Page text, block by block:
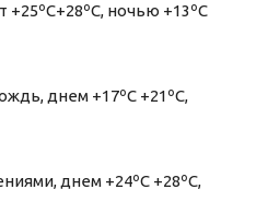
+25ºС+28ºС, ночью +13ºС
днем +17ºС +21ºС,
днем +24ºС +28ºС,